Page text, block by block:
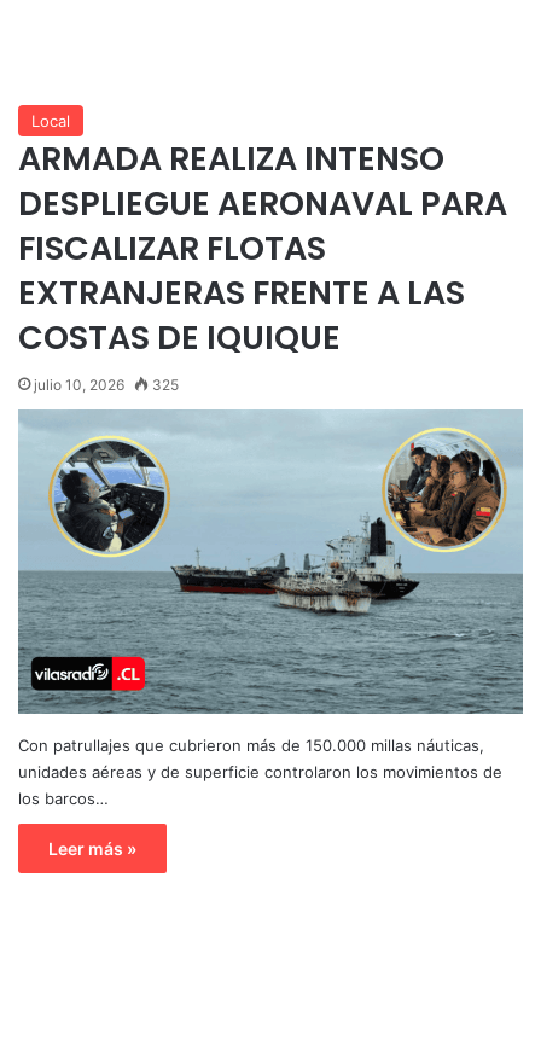
Local
ARMADA REALIZA INTENSO
DESPLIEGUE AERONAVAL PARA
FISCALIZAR FLOTAS
EXTRANJERAS FRENTE A LAS
COSTAS DE IQUIQUE
julio 10, 2026 325
Con patrullajes que cubrieron más de 150.000 millas náuticas,
unidades aéreas y de superficie controlaron los movimientos de
los barcos…
Leer más »